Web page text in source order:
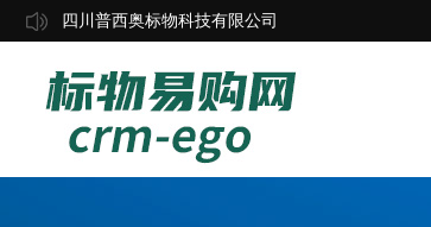
四川普西奥标物科技有限公司